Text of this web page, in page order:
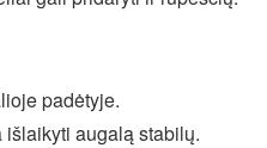
padėtyje.
augalą stabilų.